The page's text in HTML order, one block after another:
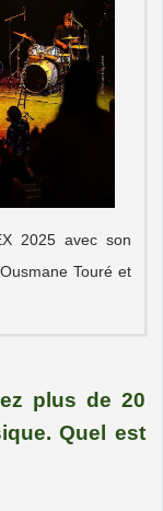
2025 avec son
Touré et
plus de 20
Quel est